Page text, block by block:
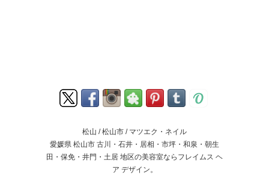
松山 / 松山市 / マツエク・ネイル
愛媛県 松山市 古川・石井・居相・市坪・和泉・朝生
田・保免・井門・土居 地区の美容室ならフレイムス ヘ
ア デザイン。